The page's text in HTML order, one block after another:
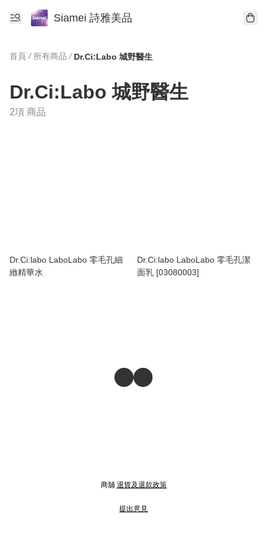
Siamei 詩雅美品
首頁 / 所有商品 / Dr.Ci:Labo 城野醫生
Dr.Ci:Labo 城野醫生
2項 商品
Dr.Ci:labo LaboLabo 零毛孔細
緻精華水
Dr.Ci:labo LaboLabo 零毛孔潔
面乳 [03080003]
商舖 退貨及退款政策
提出意見